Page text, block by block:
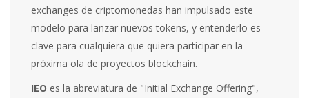
exchanges de criptomonedas han impulsado este
modelo para lanzar nuevos tokens, y entenderlo es
clave para cualquiera que quiera participar en la
próxima ola de proyectos blockchain.
IEO es la abreviatura de "Initial Exchange Offering",